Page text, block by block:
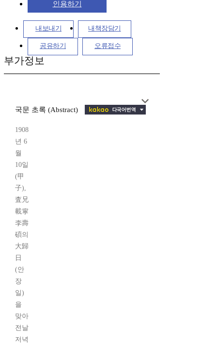
인용하기
내보내기 내책장담기
공유하기 오류접수
부가정보
국문 초록 (Abstract)
1908
년 6
월
10일
(甲
子),
査兄
載寧
李壽
碩의
大歸
日
(안
장
일)
을
맞아
전날
저녁